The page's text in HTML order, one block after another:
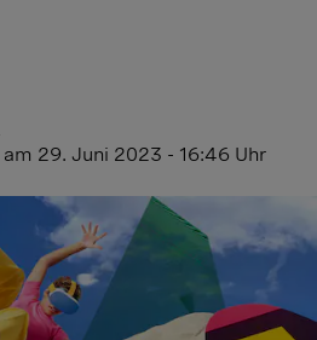
am 29. Juni 2023 - 16:46 Uhr